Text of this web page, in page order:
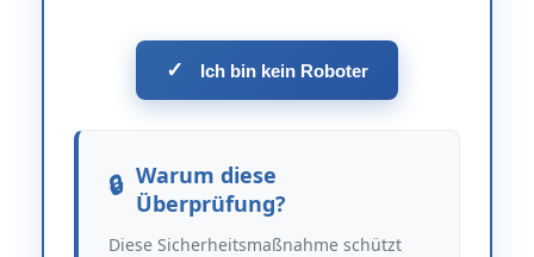
✓ Ich bin kein Roboter
Warum diese
Überprüfung?
Diese Sicherheitsmaßnahme schützt